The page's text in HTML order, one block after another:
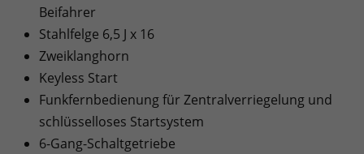
Beifahrer
Stahlfelge 6,5 J x 16
Zweiklanghorn
Keyless Start
Funkfernbedienung für Zentralverriegelung und
schlüsselloses Startsystem
6-Gang-Schaltgetriebe